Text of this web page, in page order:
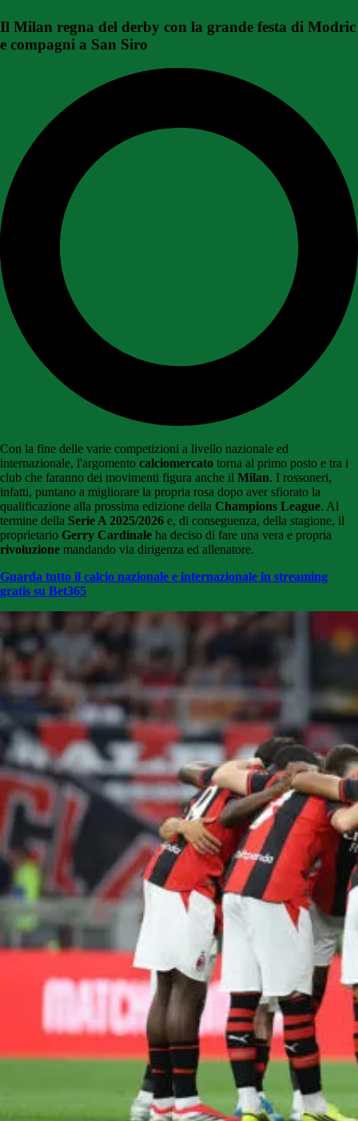
Il Milan regna del derby con la grande festa di Modric
e compagni a San Siro
Con la fine delle varie competizioni a livello nazionale ed
internazionale, l'argomento calciomercato torna al primo posto e tra i
club che faranno dei movimenti figura anche il Milan. I rossoneri,
infatti, puntano a migliorare la propria rosa dopo aver sfiorato la
qualificazione alla prossima edizione della Champions League. Al
termine della Serie A 2025/2026 e, di conseguenza, della stagione, il
proprietario Gerry Cardinale ha deciso di fare una vera e propria
rivoluzione mandando via dirigenza ed allenatore.
Guarda tutto il calcio nazionale e internazionale in streaming
gratis su Bet365